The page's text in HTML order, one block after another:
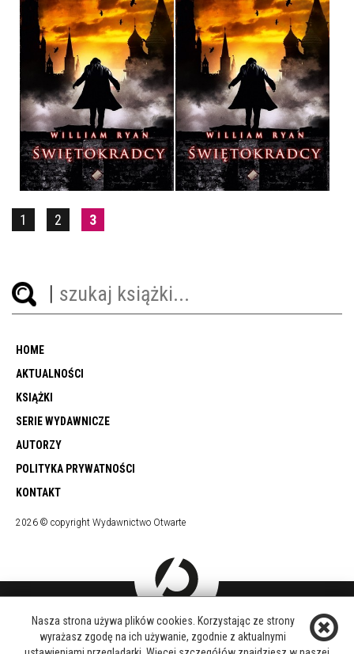
ŚWIĘTOKRADCY
WILLIAM RYAN
OPRAWA MIĘKKA
32,90 ZŁ
ŚWIĘTOKRADCY
WILLIAM RYAN
OPRAWA TWARDA
36,90 ZŁ
1 2 3
HOME
AKTUALNOŚCI
KSIĄŻKI
SERIE WYDAWNICZE
AUTORZY
POLITYKA PRYWATNOŚCI
KONTAKT
2026 © copyright Wydawnictwo Otwarte
DOŁĄCZ DO NAS
FACEBOOK
Nasza strona używa plików cookies. Korzystając ze strony
wyrażasz zgodę na ich używanie, zgodnie z aktualnymi